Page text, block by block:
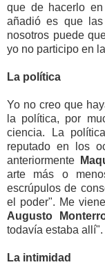
que de hacerlo
añadió es que
nosotros puede
yo no participo en
La política
Yo no creo que
la política, por
ciencia. La
reputado en los
anteriormente
arte más o
escrúpulos de
el poder". Me
Augusto
todavía estaba allí".
La intimidad